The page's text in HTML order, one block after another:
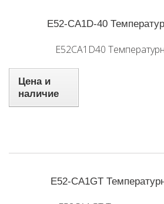
E52-CA1D-40
E52CA1D40
Цена и
наличие
E52-CA1GT